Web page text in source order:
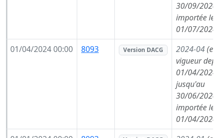
30/09/2024,
importée le
01/07/2024)
01/04/2024 00:00
8093 Version DACG 2024-04(en
vigueur
01/04/2024,
jusqu'au
30/06/2024,
importée le
01/04/2024)